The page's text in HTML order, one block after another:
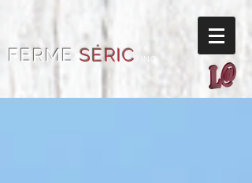
FERME SÉRIC INC.